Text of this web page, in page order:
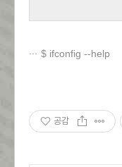
$ ifconfig --help
공감